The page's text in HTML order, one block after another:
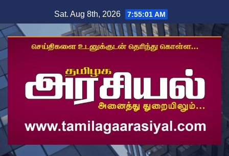
to
content
Sat. Aug 8th, 2026 7:55:01 AM